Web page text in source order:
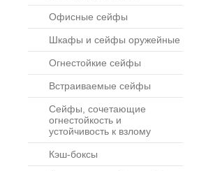
Офисные сейфы
Шкафы и сейфы оружейные
Огнестойкие сейфы
Встраиваемые сейфы
Сейфы, сочетающие
огнестойкость и
устойчивость к взлому
Кэш-боксы